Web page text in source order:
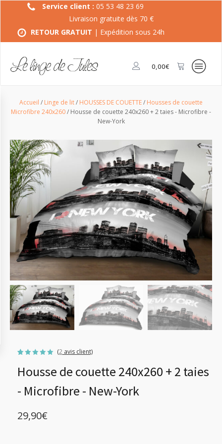
Service client : 05 53 48 23 69
Livraison gratuite dès 70 €
RETOUR GRATUIT | Expédition sous 24h
0,00€
Accueil / Linge de lit/ HOUSSES DE COUETTE/ Housses de couette
Microfibre 240x260/ Housse de couette 240x260 + 2 taies - Microfibre -
New-York
sur 5
basé sur
(2 avis client)
Housse de couette 240x260 + 2 taies
- Microfibre - New-York
29,90€